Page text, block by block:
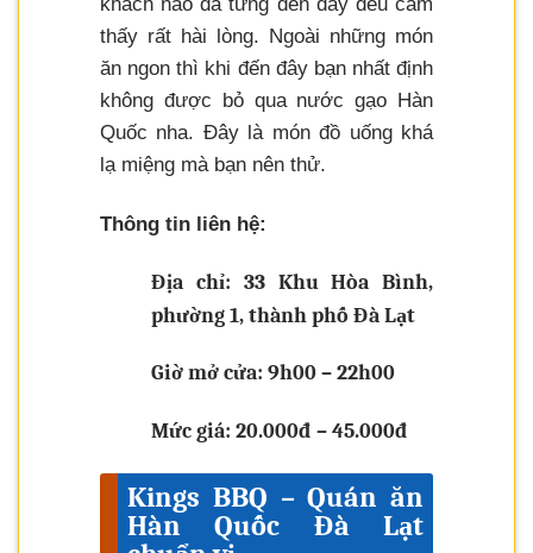
khách nào đã từng đến đây đều cảm
thấy rất hài lòng. Ngoài những món
ăn ngon thì khi đến đây bạn nhất định
không được bỏ qua nước gạo Hàn
Quốc nha. Đây là món đồ uống khá
lạ miệng mà bạn nên thử.
Thông tin liên hệ:
Địa chỉ: 33 Khu Hòa Bình,
phường 1, thành phố Đà Lạt
Giờ mở cửa: 9h00 – 22h00
Mức giá: 20.000đ – 45.000đ
Kings BBQ – Quán ăn
Hàn Quốc Đà Lạt